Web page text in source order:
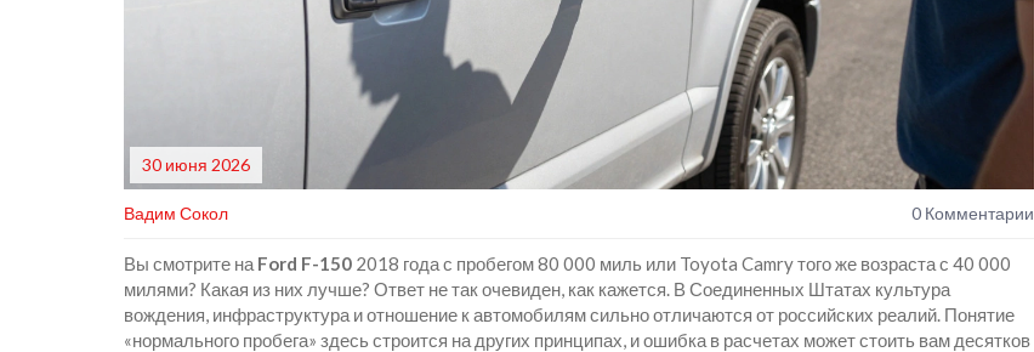
30 июня 2026
Вадим Сокол 0 Комментарии
Вы смотрите на Ford F-150 2018 года с пробегом 80 000 миль или Toyota Camryтого же возраста с 40 000
милями? Какая из них лучше? Ответ не так очевиден, как кажется. В Соединенных Штатах культура
вождения, инфраструктура и отношение к автомобилям сильно отличаются от российских реалий. Понятие
«нормального пробега» здесь строится на других принципах, и ошибка в расчетах может стоить вам десятков